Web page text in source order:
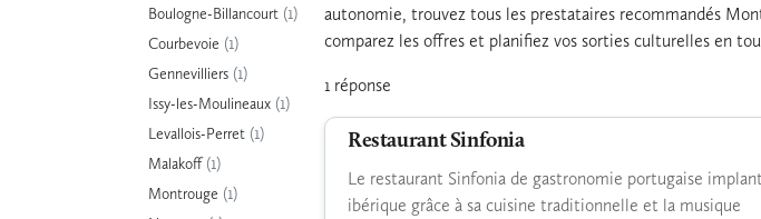
Boulogne-Billancourt (1)
Courbevoie (1)
Gennevilliers (1)
Issy-les-Moulineaux (1)
Levallois-Perret (1)
Malakoff(1)
Montrouge (1)
autonomie, trouvez tous les prestataires recommandés
comparez les offres et planifiez vos sorties culturelles en
1 réponse
Restaurant Sinfonia
Le restaurant Sinfonia de gastronomie portugaise
ibérique grâce à sa cuisine traditionnelle et la musique